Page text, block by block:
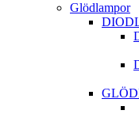
Glödlampor